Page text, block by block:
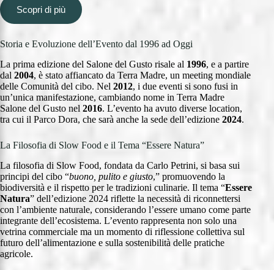
Scopri di più
Storia e Evoluzione dell’Evento dal 1996 ad Oggi
La prima edizione del Salone del Gusto risale al 1996, e a partire
dal 2004, è stato affiancato da Terra Madre, un meeting mondiale
delle Comunità del cibo. Nel 2012, i due eventi si sono fusi in
un’unica manifestazione, cambiando nome in Terra Madre
Salone del Gusto nel 2016. L’evento ha avuto diverse location,
tra cui il Parco Dora, che sarà anche la sede dell’edizione 2024.
La Filosofia di Slow Food e il Tema “Essere Natura”
La filosofia di Slow Food, fondata da Carlo Petrini, si basa sui
principi del cibo “buono, pulito e giusto,” promuovendo la
biodiversità e il rispetto per le tradizioni culinarie. Il tema “Essere
Natura” dell’edizione 2024 riflette la necessità di riconnettersi
con l’ambiente naturale, considerando l’essere umano come parte
integrante dell’ecosistema. L’evento rappresenta non solo una
vetrina commerciale ma un momento di riflessione collettiva sul
futuro dell’alimentazione e sulla sostenibilità delle pratiche
agricole.